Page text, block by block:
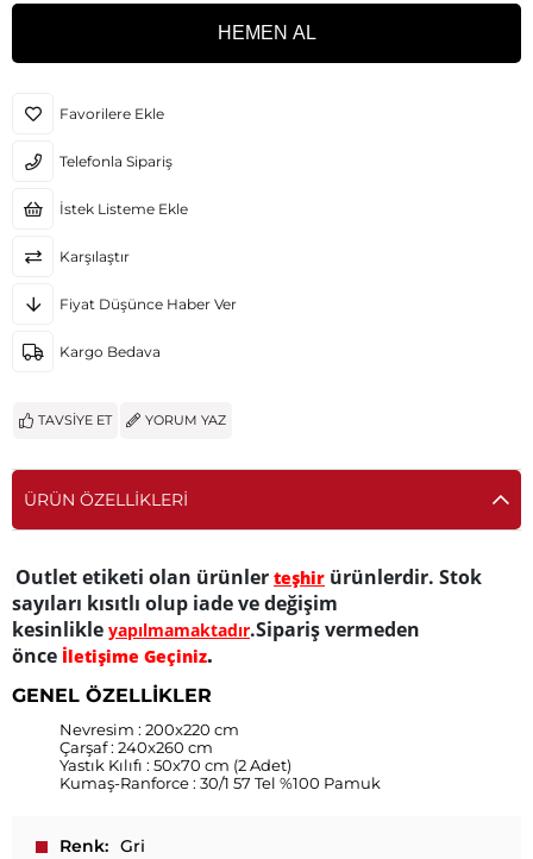
Favorilere Ekle
Telefonla Sipariş
İstek Listeme Ekle
Karşılaştır
Fiyat Düşünce Haber Ver
Kargo Bedava
TAVSIYE ET YORUM YAZ
ÜRÜN ÖZELLIKLERI
Outlet etiketi olan ürünler teşhir ürünlerdir. Stok
sayıları kısıtlı olup iade ve değişim
kesinlikle yapılmamaktadır.Sipariş vermeden
önce İletişime Geçiniz.
GENEL ÖZELLİKLER
Nevresim : 200x220 cm
Çarşaf : 240x260 cm
Yastık Kılıfı : 50x70 cm (2 Adet)
Kumaş-Ranforce : 30/1 57 Tel %100 Pamuk
Renk Gri